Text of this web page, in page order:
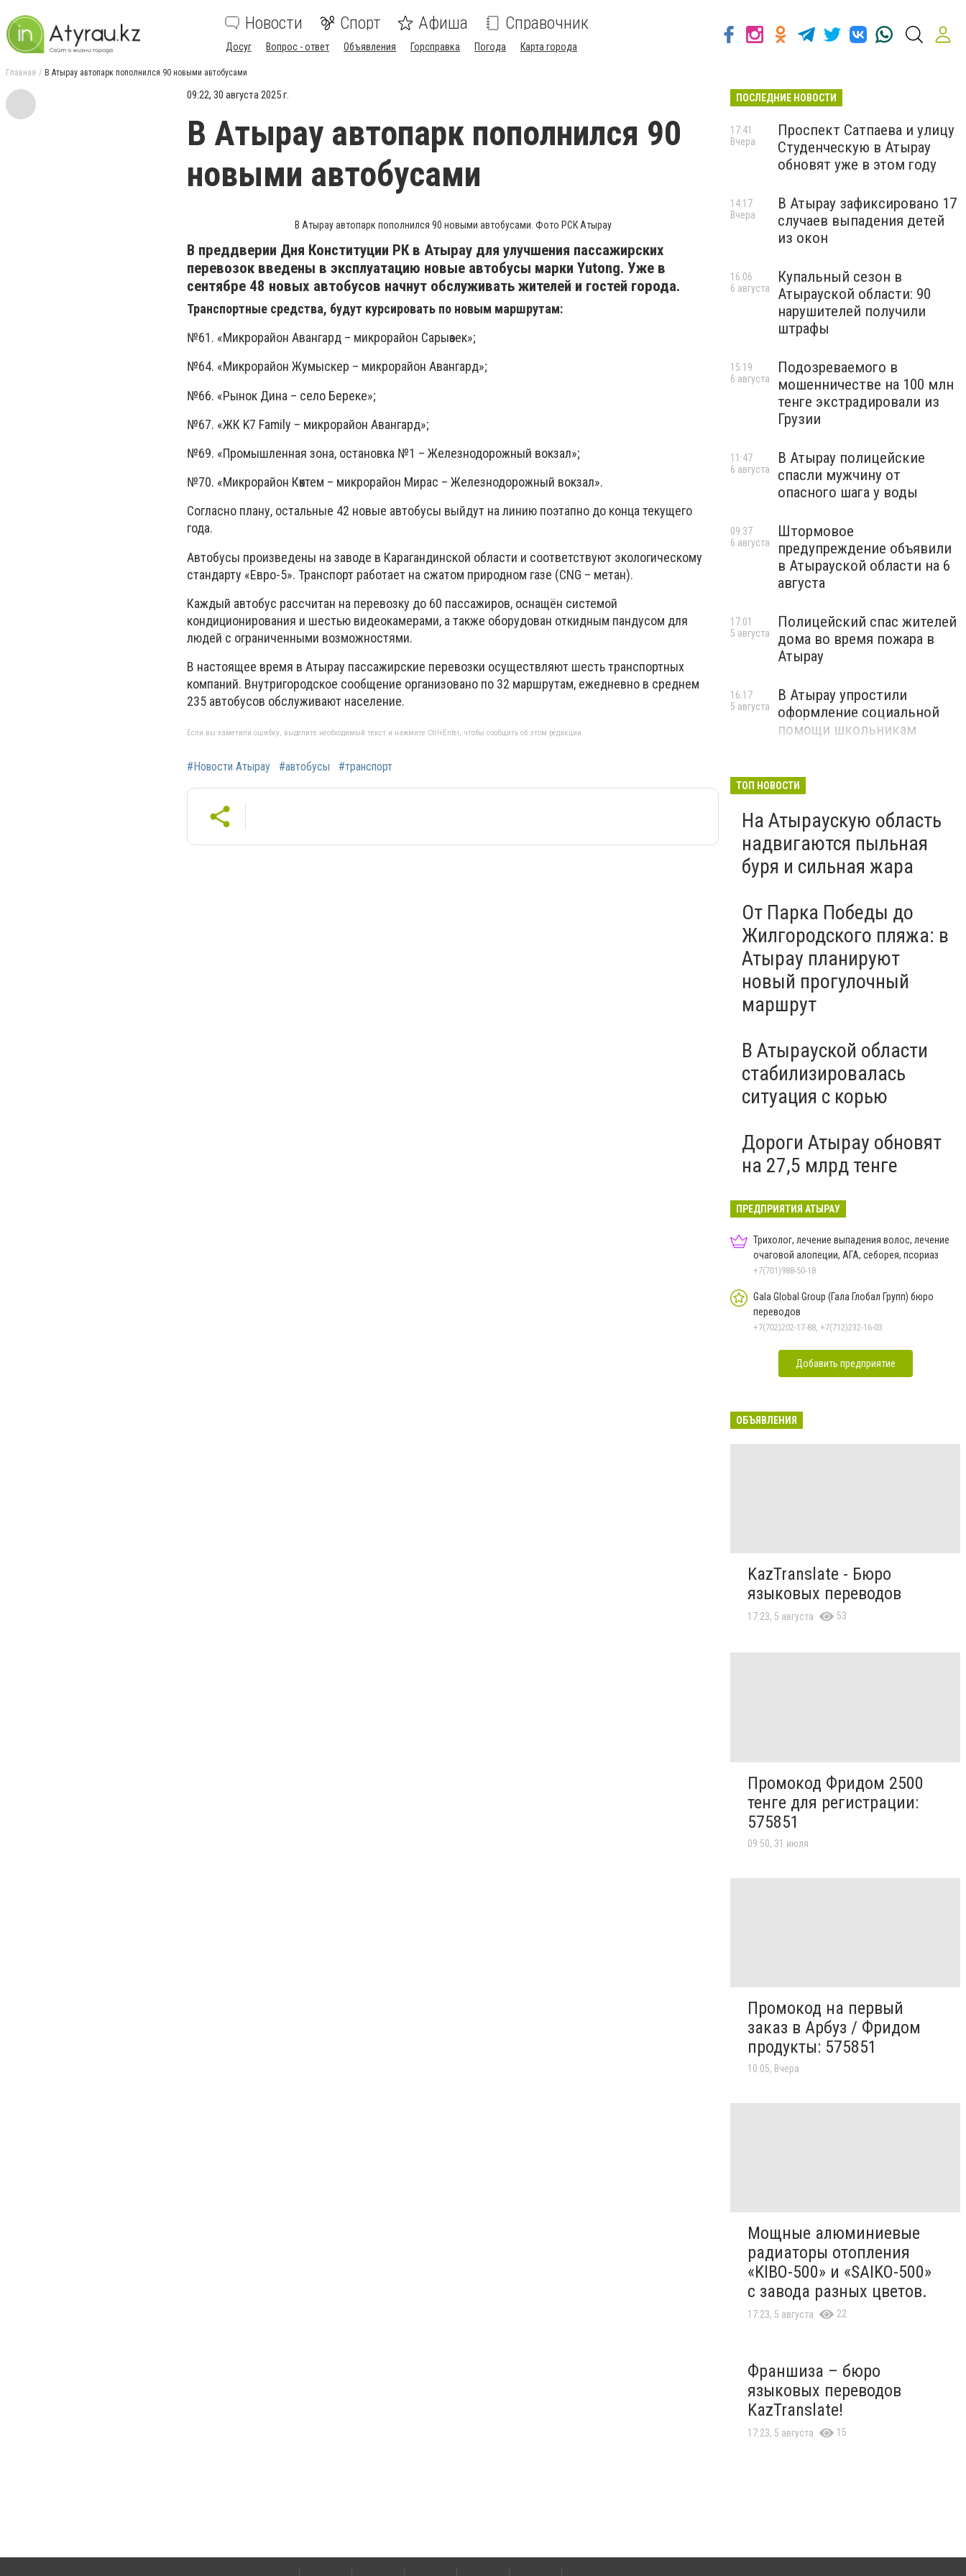
Новости Спорт Афиша Справочник
Досуг Вопрос - ответ Объявления Горсправка Погода Карта города
Главная В Атырау автопарк пополнился 90 новыми автобусами
09:22, 30 августа 2025 г.
В Атырау автопарк пополнился 90
новыми автобусами
В Атырау автопарк пополнился 90 новыми автобусами. Фото РСК Атырау
В преддверии Дня Конституции РК в Атырау для улучшения пассажирских
перевозок введены в эксплуатацию новые автобусы марки Yutong. Уже в
сентябре 48 новых автобусов начнут обслуживать жителей и гостей города.
Транспортные средства, будут курсировать по новым маршрутам:
№61. «Микрорайон Авангард – микрорайон Сарыөзек»;
№64. «Микрорайон Жумыскер – микрорайон Авангард»;
№66. «Рынок Дина – село Береке»;
№67. «ЖК K7 Family – микрорайон Авангард»;
№69. «Промышленная зона, остановка №1 – Железнодорожный вокзал»;
№70. «Микрорайон Көктем – микрорайон Мирас – Железнодорожный вокзал».
Согласно плану, остальные 42 новые автобусы выйдут на линию поэтапно до конца текущего
года.
Автобусы произведены на заводе в Карагандинской области и соответствуют экологическому
стандарту «Евро-5». Транспорт работает на сжатом природном газе (CNG – метан).
Каждый автобус рассчитан на перевозку до 60 пассажиров, оснащён системой
кондиционирования и шестью видеокамерами, а также оборудован откидным пандусом для
людей с ограниченными возможностями.
В настоящее время в Атырау пассажирские перевозки осуществляют шесть транспортных
компаний. Внутригородское сообщение организовано по 32 маршрутам, ежедневно в среднем
235 автобусов обслуживают население.
Если вы заметили ошибку, выделите необходимый текст и нажмите Ctrl+Enter, чтобы сообщить об этом редакции
#Новости Атырау #автобусы #транспорт
ПОСЛЕДНИЕ НОВОСТИ
Проспект Сатпаева и улицу
Студенческую в Атырау
обновят уже в этом году
17:41
Вчера
В Атырау зафиксировано 17
случаев выпадения детей
из окон
14:17
Вчера
Купальный сезон в
Атырауской области: 90
нарушителей получили
штрафы
16:06
6 августа
Подозреваемого в
мошенничестве на 100 млн
тенге экстрадировали из
Грузии
15:19
6 августа
В Атырау полицейские
спасли мужчину от
опасного шага у воды
11:47
6 августа
Штормовое
предупреждение объявили
в Атырауской области на 6
августа
09:37
6 августа
Полицейский спас жителей
дома во время пожара в
Атырау
17:01
5 августа
В Атырау упростили
оформление социальной
помощи школьникам
16:17
5 августа
ТОП НОВОСТИ
На Атыраускую область
надвигаются пыльная
буря и сильная жара
От Парка Победы до
Жилгородского пляжа: в
Атырау планируют
новый прогулочный
маршрут
В Атырауской области
стабилизировалась
ситуация с корью
Дороги Атырау обновят
на 27,5 млрд тенге
ПРЕДПРИЯТИЯ АТЫРАУ
Трихолог, лечение выпадения волос, лечение
очаговой алопеции, АГА, себорея, псориаз
+7(701)988-50-18
Gala Global Group (Гала Глобал Групп) бюро
переводов
+7(702)202-17-88, +7(712)232-16-03
Добавить предприятие
ОБЪЯВЛЕНИЯ
KazTranslate - Бюро
языковых переводов
17:23, 5 августа 53
Промокод Фридом 2500
тенге для регистрации:
575851
09:50, 31 июля
Промокод на первый
заказ в Арбуз / Фридом
продукты: 575851
10:05, Вчера
Мощные алюминиевые
радиаторы отопления
«KIBO-500» и «SAIKO-500»
с завода разных цветов.
17:23, 5 августа 22
Франшиза – бюро
языковых переводов
KazTranslate!
17:23, 5 августа 15